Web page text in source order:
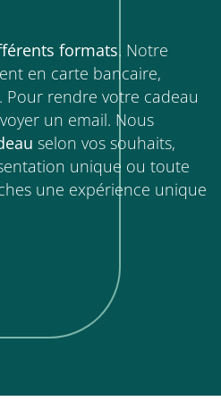
formats. Notre
en carte bancaire,
Pour rendre votre cadeau
un email. Nous
selon vos souhaits,
unique ou toute
une expérience unique